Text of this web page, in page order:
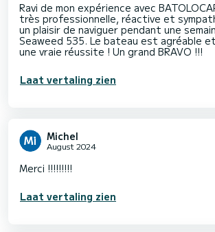
Ravi de mon expérience avec
très professionnelle, réactive et
un plaisir de naviguer pendant une
Seaweed 535. Le bateau est agréable
une vraie réussite ! Un grand BRAVO !!!
Laat vertaling zien
Michel
August 2024
Merci !!!!!!!!!
Laat vertaling zien